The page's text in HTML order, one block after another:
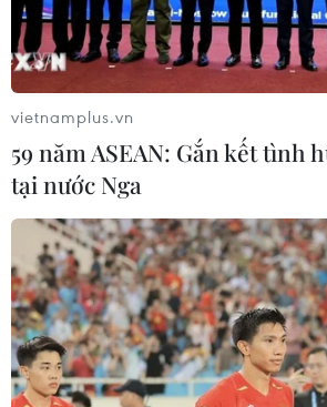
Mỹ hoàn trả khoảng 100 tỷ USD
quan sau phán quyết của Tòa án
cao
05/08/2026 22:58
Nhật Bản: Nội các thông qua chính
sách giảm thuế tiêu thụ thực
xuống 1%
05/08/2026 15:30
Ngành Hải quan đẩy mạnh cải
thể chế và hiện đại hóa công tác
vietnamplus.vn
59 năm ASEAN: Gắn kết tình
tại nước Nga